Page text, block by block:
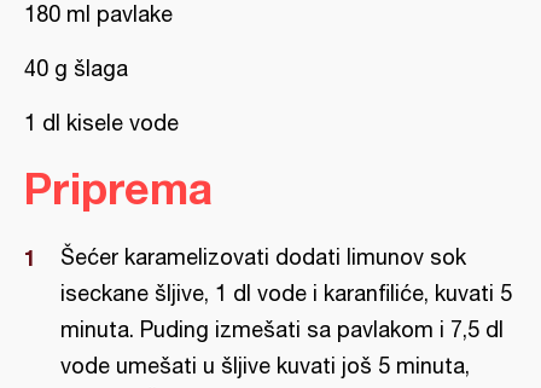
180 ml pavlake
40 g šlaga
1 dl kisele vode
Priprema
Šećer karamelizovati dodati limunov sok
iseckane šljive, 1 dl vode i karanfiliće, kuvati 5
minuta. Puding izmešati sa pavlakom i 7,5 dl
vode umešati u šljive kuvati još 5 minuta,